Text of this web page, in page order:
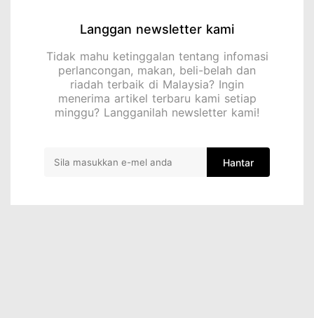
Langgan newsletter kami
Tidak mahu ketinggalan tentang infomasi
perlancongan, makan, beli-belah dan
riadah terbaik di Malaysia? Ingin
menerima artikel terbaru kami setiap
minggu? Langganilah newsletter kami!
Hantar